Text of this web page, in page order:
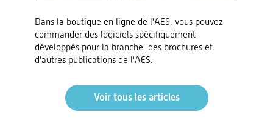
Dans la boutique en ligne de l'AES, vous pouvez
commander des logiciels spécifiquement
développés pour la branche, des brochures et
d'autres publications de l'AES.
Voir tous les articles